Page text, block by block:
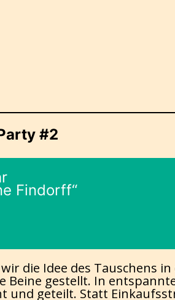
#2
Findorff“
die Idee des Tauschens
Beine gestellt. In
und geteilt. Statt